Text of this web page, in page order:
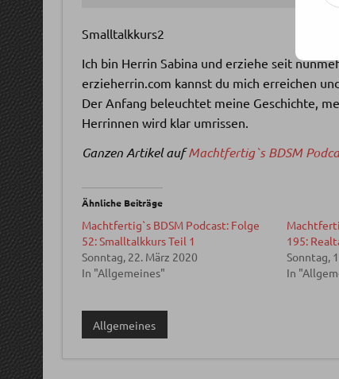
Smalltalkkurs2
Ich bin Herrin Sabina und erziehe seit
erzieherrin.com kannst du mich erreichen
Der Anfang beleuchtet meine Geschichte,
Herrinnen wird klar umrissen.
Ganzen Artikel aufMachtfertig`s BDSM
Ähnliche Beiträge
Machtfertig`s BDSM Podcast: Folge
52: Smalltalkkurs Teil 1
Sonntag, 22. März 2020
In "Allgemeines"
195:
Sonntag,
In
Allgemeines